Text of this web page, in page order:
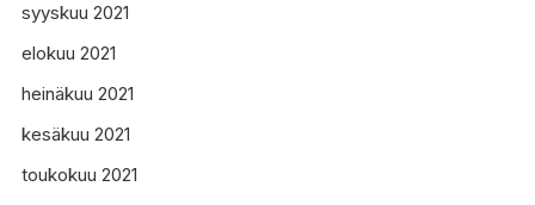
syyskuu 2021
elokuu 2021
heinäkuu 2021
kesäkuu 2021
toukokuu 2021